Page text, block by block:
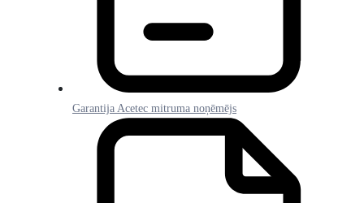
Garantija Acetec mitruma noņēmējs